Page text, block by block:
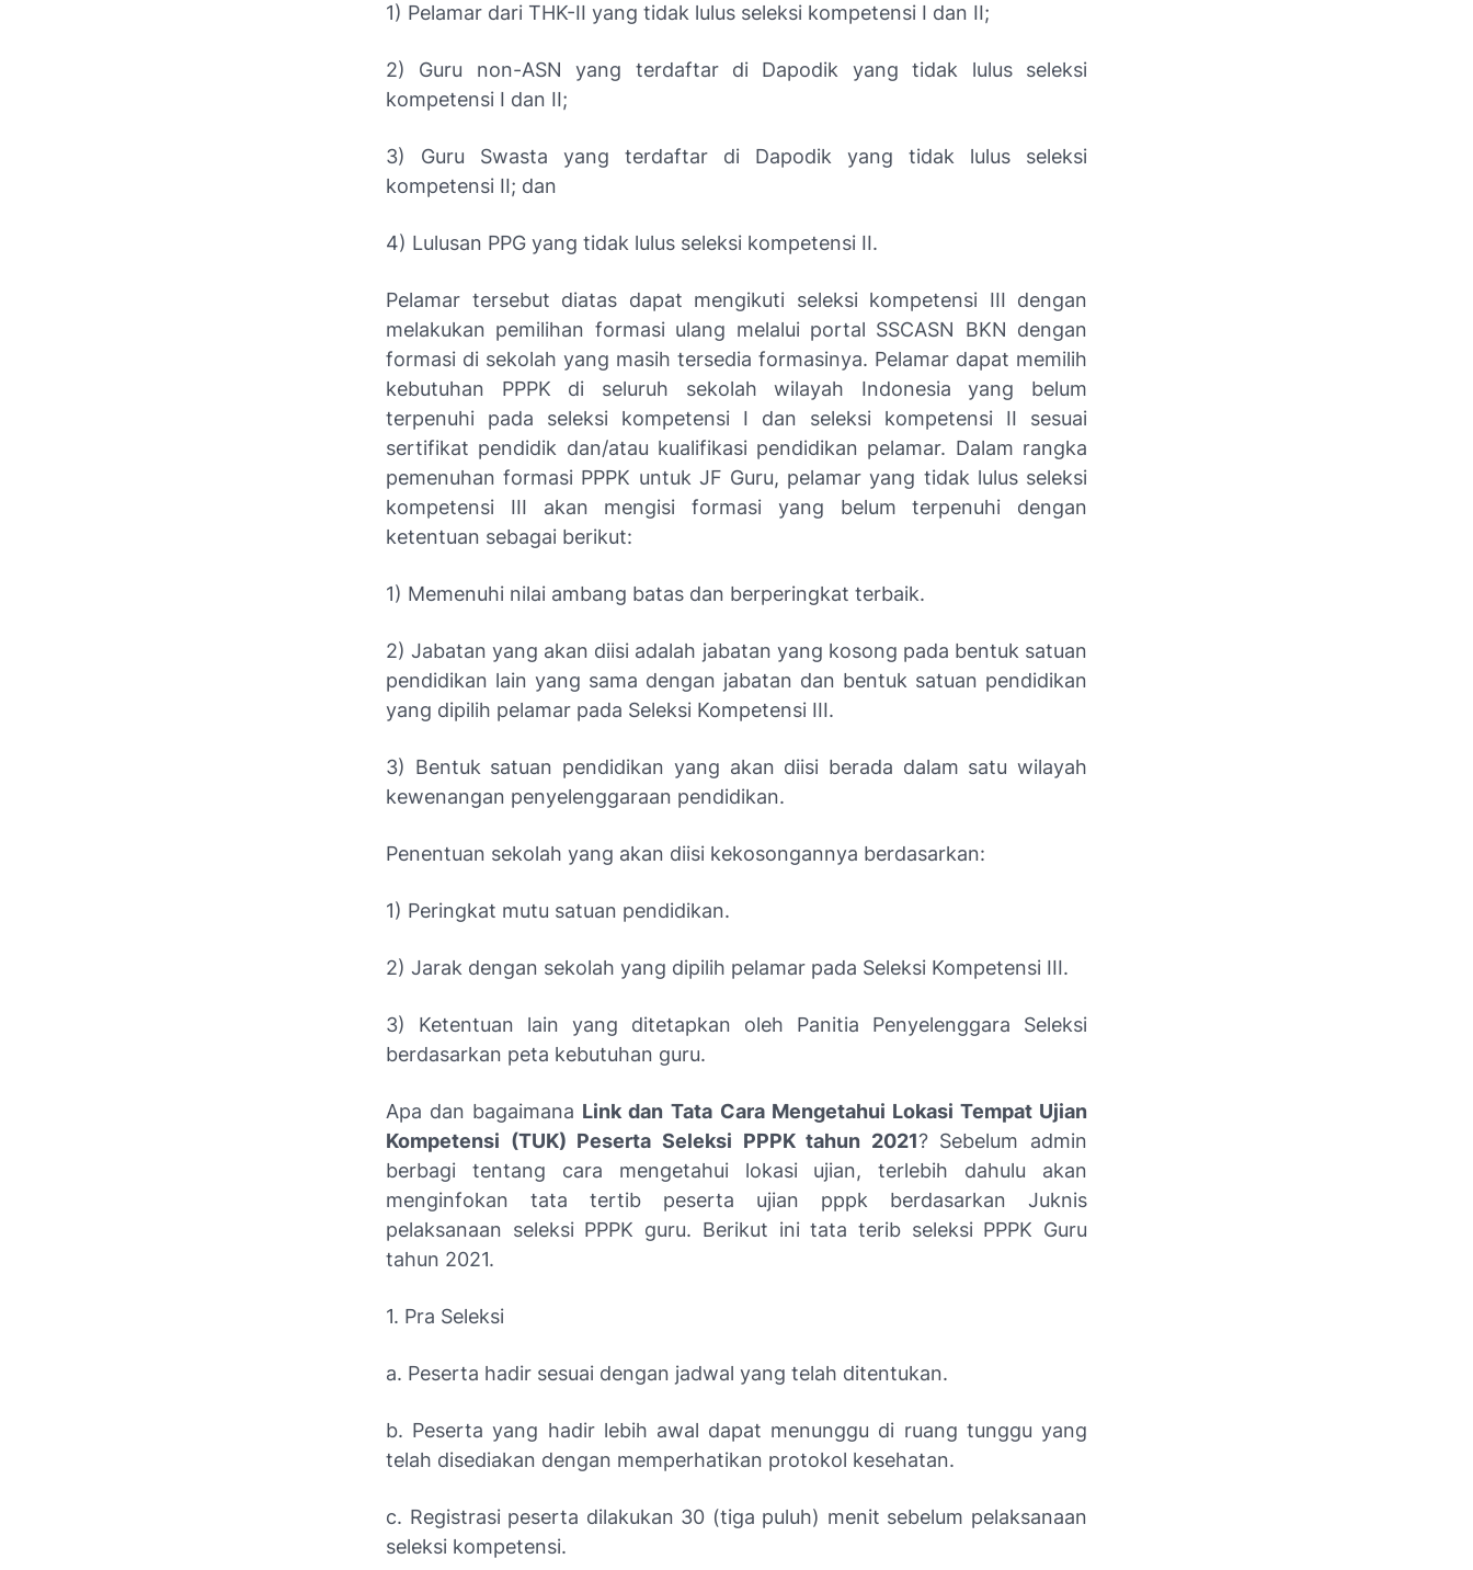
1) Pelamar dari THK-II yang tidak lulus seleksi kompetensi I dan II;
2) Guru non-ASN yang terdaftar di Dapodik yang tidak lulus seleksi
kompetensi I dan II;
3) Guru Swasta yang terdaftar di Dapodik yang tidak lulus seleksi
kompetensi II; dan
4) Lulusan PPG yang tidak lulus seleksi kompetensi II.
Pelamar tersebut diatas dapat mengikuti seleksi kompetensi III dengan
melakukan pemilihan formasi ulang melalui portal SSCASN BKN dengan
formasi di sekolah yang masih tersedia formasinya. Pelamar dapat memilih
kebutuhan PPPK di seluruh sekolah wilayah Indonesia yang belum
terpenuhi pada seleksi kompetensi I dan seleksi kompetensi II sesuai
sertifikat pendidik dan/atau kualifikasi pendidikan pelamar. Dalam rangka
pemenuhan formasi PPPK untuk JF Guru, pelamar yang tidak lulus seleksi
kompetensi III akan mengisi formasi yang belum terpenuhi dengan
ketentuan sebagai berikut:
1) Memenuhi nilai ambang batas dan berperingkat terbaik.
2) Jabatan yang akan diisi adalah jabatan yang kosong pada bentuk satuan
pendidikan lain yang sama dengan jabatan dan bentuk satuan pendidikan
yang dipilih pelamar pada Seleksi Kompetensi III.
3) Bentuk satuan pendidikan yang akan diisi berada dalam satu wilayah
kewenangan penyelenggaraan pendidikan.
Penentuan sekolah yang akan diisi kekosongannya berdasarkan:
1) Peringkat mutu satuan pendidikan.
2) Jarak dengan sekolah yang dipilih pelamar pada Seleksi Kompetensi III.
3) Ketentuan lain yang ditetapkan oleh Panitia Penyelenggara Seleksi
berdasarkan peta kebutuhan guru.
Apa dan bagaimana Link dan Tata Cara Mengetahui Lokasi Tempat Ujian
Kompetensi (TUK) Peserta Seleksi PPPK tahun 2021? Sebelum admin
berbagi tentang cara mengetahui lokasi ujian, terlebih dahulu akan
menginfokan tata tertib peserta ujian pppk berdasarkan Juknis
pelaksanaan seleksi PPPK guru. Berikut ini tata terib seleksi PPPK Guru
tahun 2021.
1. Pra Seleksi
a. Peserta hadir sesuai dengan jadwal yang telah ditentukan.
b. Peserta yang hadir lebih awal dapat menunggu di ruang tunggu yang
telah disediakan dengan memperhatikan protokol kesehatan.
c. Registrasi peserta dilakukan 30 (tiga puluh) menit sebelum pelaksanaan
seleksi kompetensi.